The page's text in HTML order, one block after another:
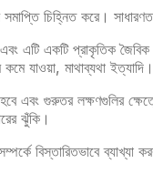
চিহ্নিত করে।
এটি একটি প্রাকৃতিক
যাওয়া, মাথাব্যথা
এবং গুরুতর লক্ষণগুলির
ঝুঁকি।
বিস্তারিতভাবে ব্যাখ্যা